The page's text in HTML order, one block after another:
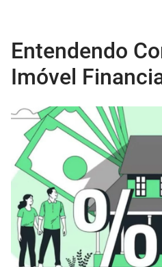
Entendendo
Imóvel